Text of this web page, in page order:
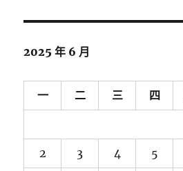
鍵
2025 年 6 月
一 二 三 四
2 3 4 5